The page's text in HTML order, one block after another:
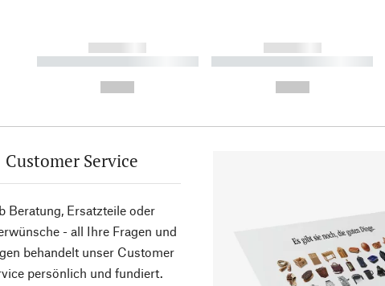
------------
----------- ----------- ----------
------------
----------- ----------- ----------
Customer Service
Beratung, Ersatzteile oder
- all Ihre Fragen und
behandelt unser Customer
persönlich und fundiert.